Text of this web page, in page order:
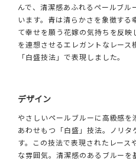
んで、清潔感あふれるペールブ
います。青は清らかさを象徴す
て幸せを願う花嫁の気持ちを反
を連想させるエレガントなレー
「白盛技法」で表現しました。
デザイン
やさしいペールブルーに高級感
あわせもつ「白盛」技法。ノリ
す。この技法で表現されたレース
な雰囲気。清潔感のあるブルー